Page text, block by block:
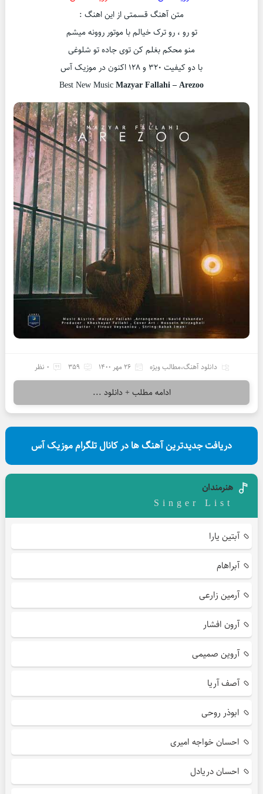
متن آهنگ قسمتی از این اهنگ :
تو رو ، رو ترک خیالم با موتور روونه میشم
منو محکم بغلم کن توی جاده تو شلوغی
با دو کیفیت ۳۲۰ و ۱۲۸ اکنون در موزیک آس
Best New MusicMazyar Fallahi – Arezoo
دانلود آهنگ،مطالب ویژه 26 مهر 1400 359 0 نظر
ادامه مطلب + دانلود ...
دریافت جدیدترین آهنگ ها در کانال تلگرام موزیک آس
هنرمندان
Singer List
آبتین یارا
آبراهام
آرمین زارعی
آرون افشار
آروین صمیمی
آصف آریا
ابوذر روحی
احسان خواجه امیری
احسان دریادل